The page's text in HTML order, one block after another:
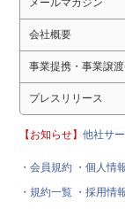
メールマガジン
会社概要
事業提携・事業譲
プレスリリース
【お知らせ】他社サ
・会員規約 ・個人情
・規約一覧 ・採用情